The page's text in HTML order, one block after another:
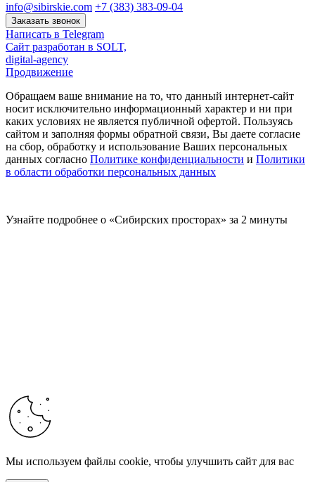
info@sibirskie.com +7 (383) 383-09-04
Заказать звонок
Написать в Telegram
Сайт разработан в SOLT,
digital-agency
Продвижение
Обращаем ваше внимание на то, что данный интернет-сайт
носит исключительно информационный характер и ни при
каких условиях не является публичной офертой. Пользуясь
сайтом и заполняя формы обратной связи, Вы даете согласие
на сбор, обработку и использование Ваших персональных
данных согласно Политике конфиденциальности и Политики
в области обработки персональных данных
Узнайте подробнее о «Сибирских просторах» за 2 минуты
Мы используем файлы cookie, чтобы улучшить сайт для вас